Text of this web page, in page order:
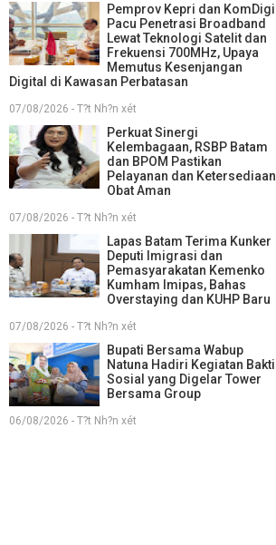
Pemprov Kepri dan KomDigi
Pacu Penetrasi Broadband
Lewat Teknologi Satelit dan
Frekuensi 700MHz, Upaya
Memutus Kesenjangan
Digital di Kawasan Perbatasan
07/08/2026 - T?t Nh?n xét
Perkuat Sinergi
Kelembagaan, RSBP Batam
dan BPOM Pastikan
Pelayanan dan Ketersediaan
Obat Aman
07/08/2026 - T?t Nh?n xét
Lapas Batam Terima Kunker
Deputi Imigrasi dan
Pemasyarakatan Kemenko
Kumham Imipas, Bahas
Overstaying dan KUHP Baru
07/08/2026 - T?t Nh?n xét
Bupati Bersama Wabup
Natuna Hadiri Kegiatan Bakti
Sosial yang Digelar Tower
Bersama Group
06/08/2026 - T?t Nh?n xét